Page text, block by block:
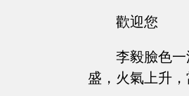
歡迎您
李毅臉色
盛，火氣上升